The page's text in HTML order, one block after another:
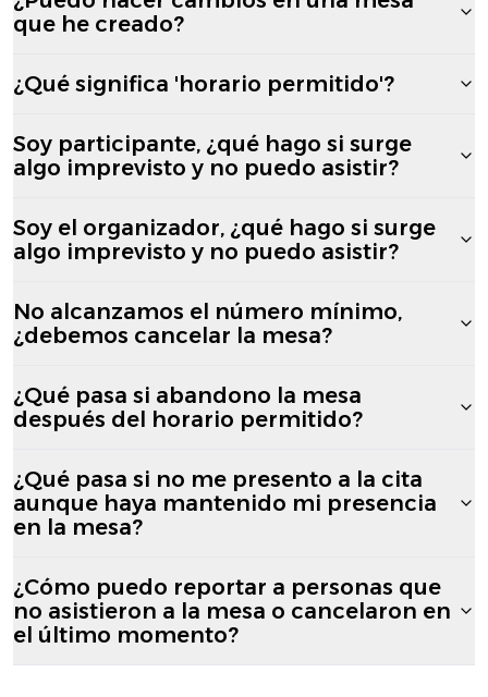
que he creado?
¿Qué significa 'horario permitido'?
Soy participante, ¿qué hago si surge
algo imprevisto y no puedo asistir?
Soy el organizador, ¿qué hago si surge
algo imprevisto y no puedo asistir?
No alcanzamos el número mínimo,
¿debemos cancelar la mesa?
¿Qué pasa si abandono la mesa
después del horario permitido?
¿Qué pasa si no me presento a la cita
aunque haya mantenido mi presencia
en la mesa?
¿Cómo puedo reportar a personas que
no asistieron a la mesa o cancelaron en
el último momento?